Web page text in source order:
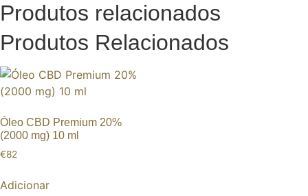
Produtos relacionados
Produtos Relacionados
Óleo CBD Premium 20%
(2000 mg) 10 ml
€82
Adicionar